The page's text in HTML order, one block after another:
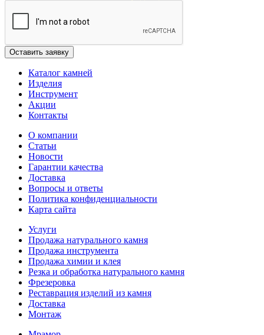
Каталог камней
Изделия
Инструмент
Акции
Контакты
О компании
Статьи
Новости
Гарантии качества
Доставка
Вопросы и ответы
Политика конфиденциальности
Карта сайта
Услуги
Продажа натурального камня
Продажа инструмента
Продажа химии и клея
Резка и обработка натурального камня
Фрезеровка
Реставрация изделий из камня
Доставка
Монтаж